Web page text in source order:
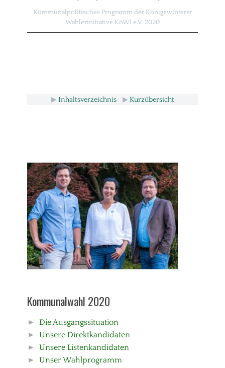
Kommunalpolitisches Programm der Königswinterer
Wählerinitiative KöWI e.V. 2020
▶ Inhaltsverzeichnis ▶ Kurzübersicht
Kommunalwahl 2020
►
Die Ausgangssituation
►
Unsere Direktkandidaten
►
Unsere Listenkandidaten
►
Unser Wahlprogramm